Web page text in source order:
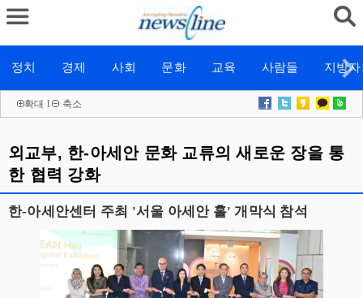
정치 경제 사회 문화 교육 사람들 지방
확대 l 축소
외교부, 한-아세안 문화 교류의 새로운 장을 통
한 협력 강화
한-아세안센터 주최 '서울 아세안 홀' 개막식 참석